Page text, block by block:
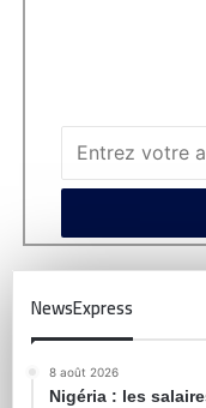
NewsExpress
8 août 2026
Nigéria : les